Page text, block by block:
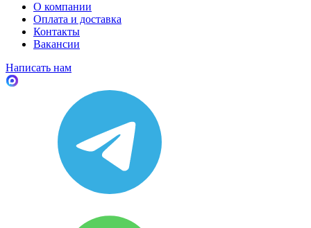
О компании
Оплата и доставка
Контакты
Вакансии
Написать нам